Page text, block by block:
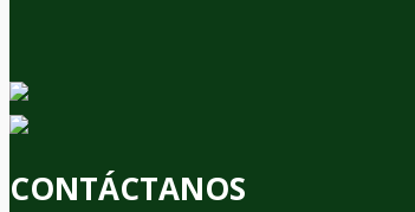
CONTÁCTANOS